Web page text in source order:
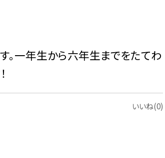
。一年生から六年生までをたてわ
いいね(0)